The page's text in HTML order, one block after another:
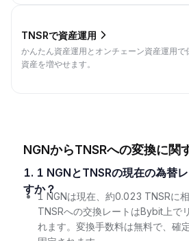
TNSRで資産運用
かんたん資産運用とオンチェーン資産運用で
資産を増やせます。
NGNからTNSRへの変換に関
1. 1 NGNとTNSRの現在の為替レートはいくらで
すか？
1 NGNは現在、約0.023 TNSRに
TNSRへの交換レートはBybit上で
れます。変換手数料は無料で、確